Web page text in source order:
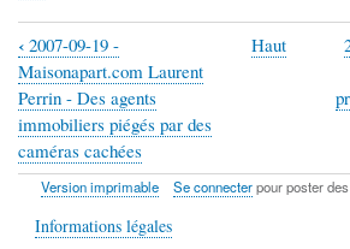
Liens
transversaux
de
livre
pour
2008-
‹ 2007-09-19 -
Maisonapart.com Laurent
Perrin - Des agents
immobiliers piégés par des
caméras cachées
Haut
Version imprimable Se connecterpour poster
Informations légales